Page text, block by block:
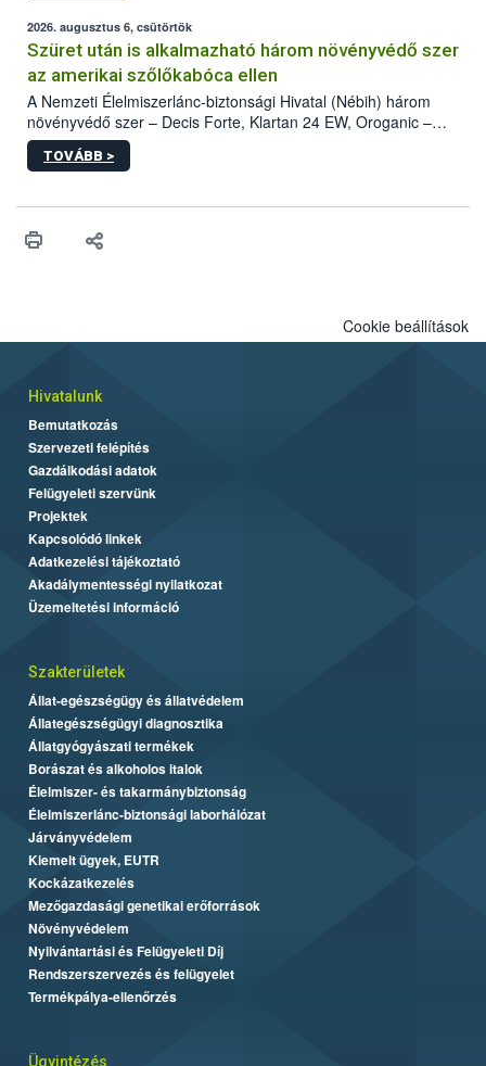
az intenzív felderítést, emellett az intézkedéseket a szlovák
hatósággal is összehangolják a terjedés megállítása érdekében.
2026. augusztus 6, csütörtök
Szüret után is alkalmazható három növényvédő szer
az amerikai szőlőkabóca ellen
A Nemzeti Élelmiszerlánc-biztonsági Hivatal (Nébih) három
növényvédő szer – Decis Forte, Klartan 24 EW, Oroganic –
engedélyokiratát módosította, így azok a szüretet követően,
egészen a vesszőérettség (BBCH 91) stádiumáig
érésű szőlőkben is legyen lehetőség a károsító elleni további
felhasználók számára is elérhető és ökológiai termesztésben is
TOVÁBB >
Cookie beállítások
Hivatalunk
Bemutatkozás
Szervezeti felépítés
Gazdálkodási adatok
Felügyeleti szervünk
Projektek
Kapcsolódó linkek
Adatkezelési tájékoztató
Akadálymentességi nyilatkozat
Üzemeltetési információ
Szakterületek
Állat-egészségügy és állatvédelem
Állategészségügyi diagnosztika
Állatgyógyászati termékek
Borászat és alkoholos italok
Élelmiszer- és takarmánybiztonság
Élelmiszerlánc-biztonsági laborhálózat
Járványvédelem
Kiemelt ügyek, EUTR
Kockázatkezelés
Mezőgazdasági genetikai erőforrások
Növényvédelem
Nyilvántartási és Felügyeleti Díj
Rendszerszervezés és felügyelet
Termékpálya-ellenőrzés
Ügyintézés